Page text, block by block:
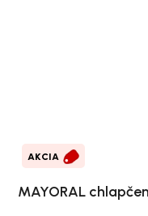
AKCIA
MAYORAL